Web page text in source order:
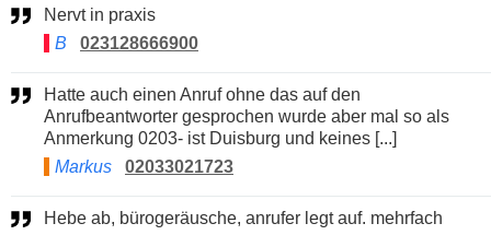
Nervt in praxis
B
023128666900
Hatte auch einen Anruf ohne das auf den
Anrufbeantworter gesprochen wurde aber mal so als
Anmerkung 0203- ist Duisburg und keines [...]
Markus
02033021723
Hebe ab, bürogeräusche, anrufer legt auf. mehrfach